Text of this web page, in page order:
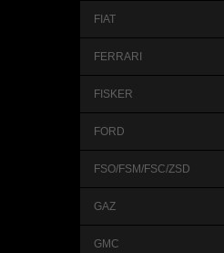
FIAT
FERRARI
FISKER
FORD
FSO/FSM/FSC/ZSD
GAZ
GMC